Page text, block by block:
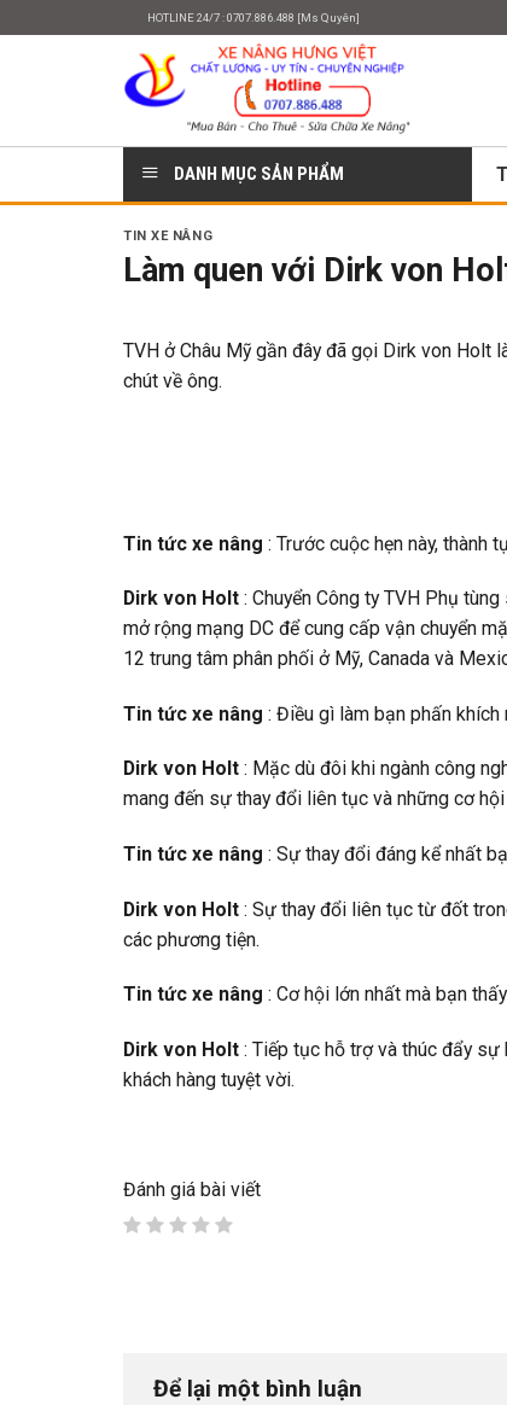
HOTLINE 24/7 : 0707.886.488 [Ms Quyên]
DANH MỤC SẢN PHẨM
TIN XE NÂNG
Làm quen với Dirk von
TVH ở Châu Mỹ gần đây đã gọi Dirk von Holt
chút về ông.
Tin tức xe nâng : Trước cuộc hẹn này, thành
Dirk von Holt : Chuyển Công ty TVH Phụ
mở rộng mạng DC để cung cấp vận chuyển
12 trung tâm phân phối ở Mỹ, Canada và
Tin tức xe nâng : Điều gì làm bạn phấn
Dirk von Holt : Mặc dù đôi khi ngành công
mang đến sự thay đổi liên tục và những cơ
Tin tức xe nâng : Sự thay đổi đáng kể nhất
Dirk von Holt : Sự thay đổi liên tục từ đốt
các phương tiện.
Tin tức xe nâng : Cơ hội lớn nhất mà bạn
Dirk von Holt : Tiếp tục hỗ trợ và thúc đẩy
khách hàng tuyệt vời.
Đánh giá bài viết
Để lại một bình luận